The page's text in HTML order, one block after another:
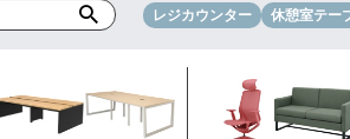
レジカウンター 休憩室テー